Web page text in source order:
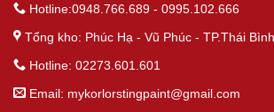
Hotline:0948.766.689 - 0995.102.666
Tổng kho: Phúc Hạ - Vũ Phúc - TP.Thái Bình
Hotline: 02273.601.601
Email: mykorlorstingpaint@gmail.com